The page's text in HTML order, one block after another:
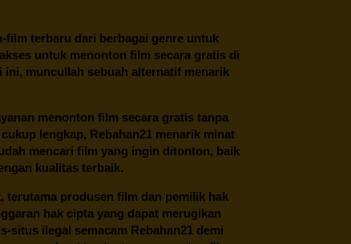
film terbaru dari berbagai genre untuk
untuk menonton film secara gratis di
muncullah sebuah alternatif menarik
menonton film secara gratis tanpa
lengkap, Rebahan21menarik minat
mencari film yang ingin ditonton, baik
kualitas terbaik.
produsen film dan pemilik hak
hak cipta yang dapat merugikan
ilegal semacam Rebahan21 demi